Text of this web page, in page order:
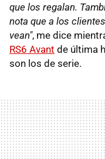
que los regalan.
nota que a los
vean", me dice
RS6 Avant de última
son los de serie.